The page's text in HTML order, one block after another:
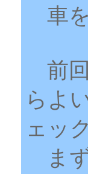
車を
前回
らよ
ェッ
まず